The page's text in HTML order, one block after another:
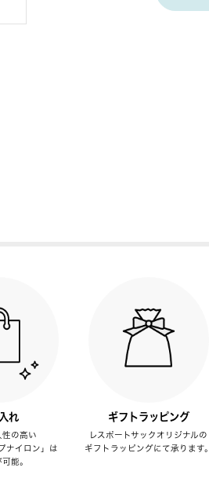
れ
の高い
ナイロン」は
能。
ギフトラッピング
レスポートサックオリジナルの
ギフトラッピングにて承ります。